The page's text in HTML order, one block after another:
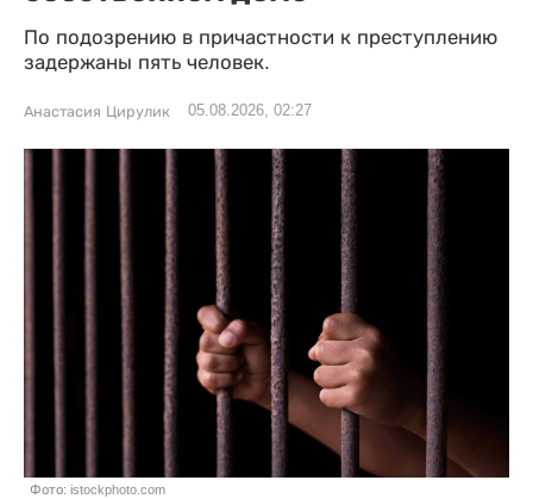
По подозрению в причастности к преступлению
задержаны пять человек.
Анастасия Цирулик 05.08.2026, 02:27
Фото: istockphoto.com